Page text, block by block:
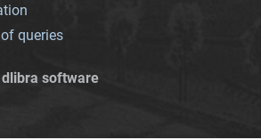
queries
software